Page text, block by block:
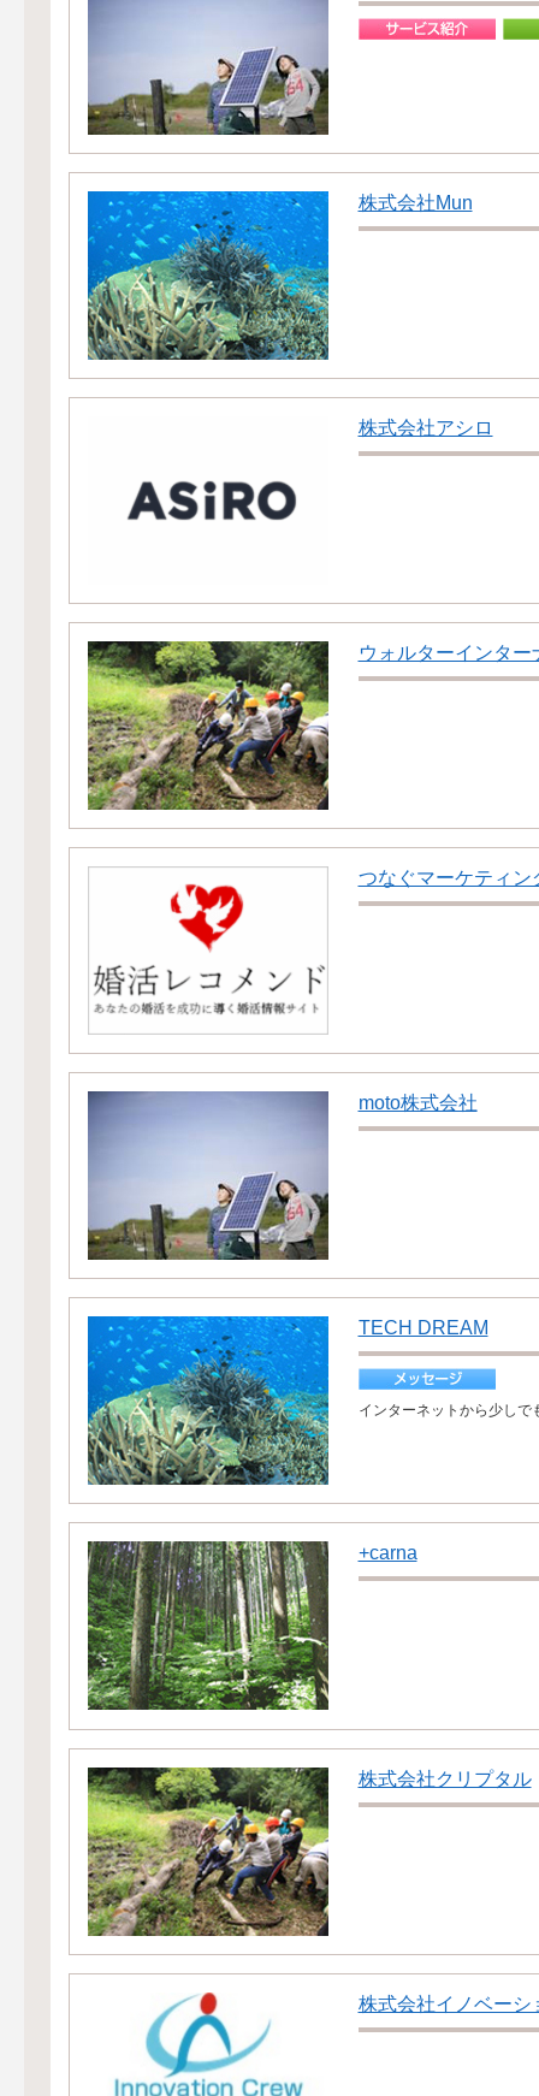
株式会社Mun
株式会社アシロ
ウォルターインタ
つなぐマーケティン
moto株式会社
TECH DREAM
インターネットから少しで
+carna
株式会社クリプタル
株式会社イノベーシ